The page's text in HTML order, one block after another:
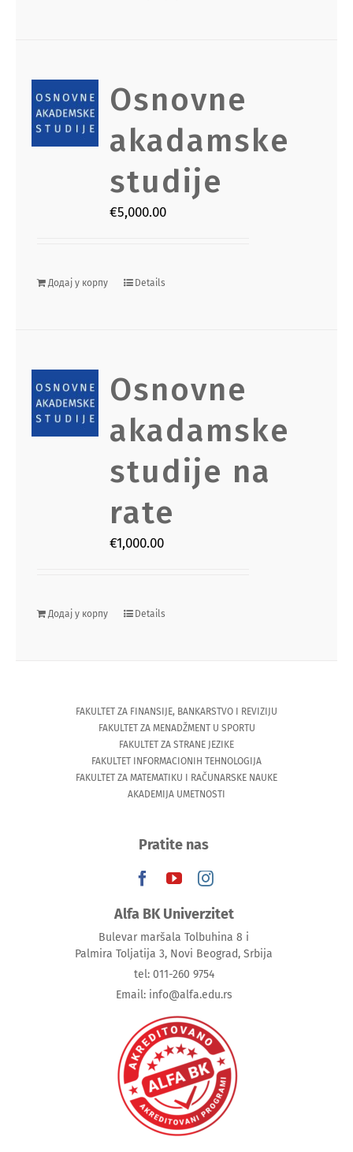
Osnovne
akadamske
studije
€5,000.00
Додај у корпу Details
Osnovne
akadamske
studije na
rate
€1,000.00
Додај у корпу Details
FAKULTET ZA FINANSIJE, BANKARSTVO I REVIZIJU
FAKULTET ZA MENADŽMENT U SPORTU
FAKULTET ZA STRANE JEZIKE
FAKULTET INFORMACIONIH TEHNOLOGIJA
FAKULTET ZA MATEMATIKU I RAČUNARSKE NAUKE
AKADEMIJA UMETNOSTI
Pratite nas
Alfa BK Univerzitet
Bulevar maršala Tolbuhina 8 i
Palmira Toljatija 3, Novi Beograd, Srbija
tel: 011-260 9754
Email: info@alfa.edu.rs